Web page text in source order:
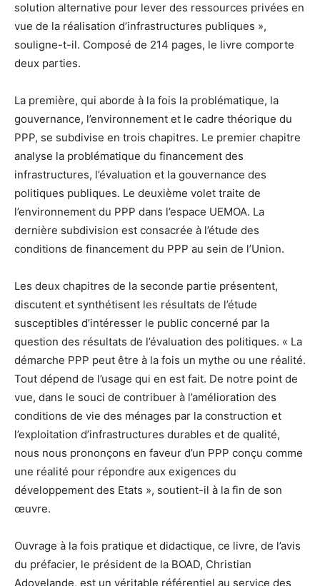
solution alternative pour lever des ressources privées en
vue de la réalisation d’infrastructures publiques »,
souligne-t-il. Composé de 214 pages, le livre comporte
deux parties.
La première, qui aborde à la fois la problématique, la
gouvernance, l’environnement et le cadre théorique du
PPP, se subdivise en trois chapitres. Le premier chapitre
analyse la problématique du financement des
infrastructures, l’évaluation et la gouvernance des
politiques publiques. Le deuxième volet traite de
l’environnement du PPP dans l’espace UEMOA. La
dernière subdivision est consacrée à l’étude des
conditions de financement du PPP au sein de l’Union.
Les deux chapitres de la seconde partie présentent,
discutent et synthétisent les résultats de l’étude
susceptibles d’intéresser le public concerné par la
question des résultats de l’évaluation des politiques. « La
démarche PPP peut être à la fois un mythe ou une réalité.
Tout dépend de l’usage qui en est fait. De notre point de
vue, dans le souci de contribuer à l’amélioration des
conditions de vie des ménages par la construction et
l’exploitation d’infrastructures durables et de qualité,
nous nous prononçons en faveur d’un PPP conçu comme
une réalité pour répondre aux exigences du
développement des Etats », soutient-il à la fin de son
œuvre.
Ouvrage à la fois pratique et didactique, ce livre, de l’avis
du préfacier, le président de la BOAD, Christian
Adovelande, est un véritable référentiel au service des